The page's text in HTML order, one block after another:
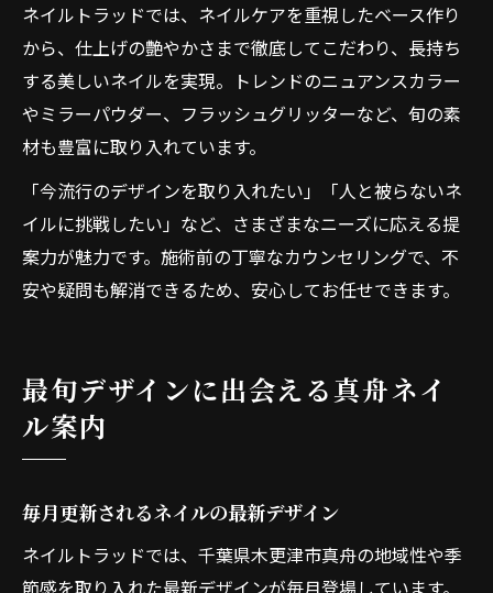
ネイルトラッドでは、ネイルケアを重視したベース作り
から、仕上げの艶やかさまで徹底してこだわり、長持ち
する美しいネイルを実現。トレンドのニュアンスカラー
やミラーパウダー、フラッシュグリッターなど、旬の素
材も豊富に取り入れています。
「今流行のデザインを取り入れたい」「人と被らないネ
イルに挑戦したい」など、さまざまなニーズに応える提
案力が魅力です。施術前の丁寧なカウンセリングで、不
安や疑問も解消できるため、安心してお任せできます。
最旬デザインに出会える真舟ネイ
ル案内
毎月更新されるネイルの最新デザイン
ネイルトラッドでは、千葉県木更津市真舟の地域性や季
節感を取り入れた最新デザインが毎月登場しています。